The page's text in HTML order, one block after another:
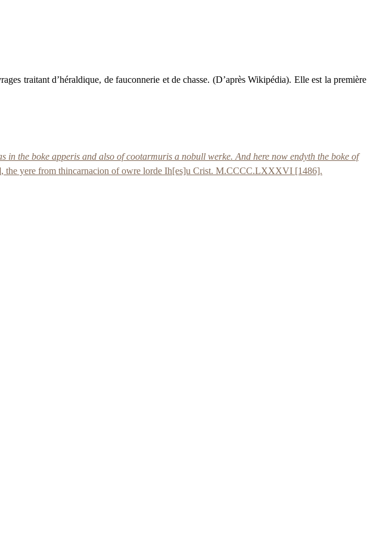
traitant d’héraldique, de fauconnerie et de chasse. (D’après Wikipédia). Elle est la première
the boke apperis and also of cootarmuris a nobull werke. And here now endyth the boke of
the yere from thincarnacion of owre lorde Ih[es]u Crist. M.CCCC.LXXXVI [1486].